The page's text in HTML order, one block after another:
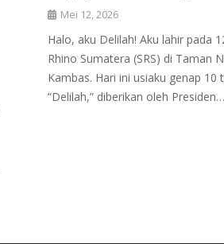
Mei 12, 2026
Halo, aku Delilah! Aku lahir pada
Rhino Sumatera (SRS) di Taman
Kambas. Hari ini usiaku genap 10
“Delilah,” diberikan oleh Presiden…